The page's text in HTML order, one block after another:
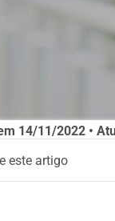
14/11/2022•
este artigo